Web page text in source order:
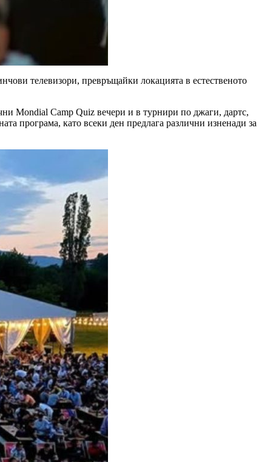
телевизори, превръщайки локацията в естественото
Mondial Camp Quiz вечери и в турнири по джаги, дартс,
програма, като всеки ден предлага различни изненади за